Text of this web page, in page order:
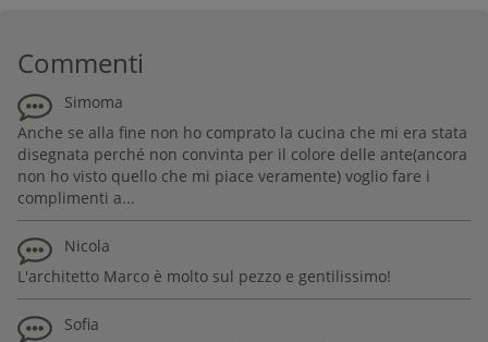
Commenti
Simoma
Anche se alla fine non ho comprato la cucina che mi era stata
disegnata perché non convinta per il colore delle ante(ancora
non ho visto quello che mi piace veramente) voglio fare i
complimenti a...
Nicola
L'architetto Marco è molto sul pezzo e gentilissimo!
Sofia